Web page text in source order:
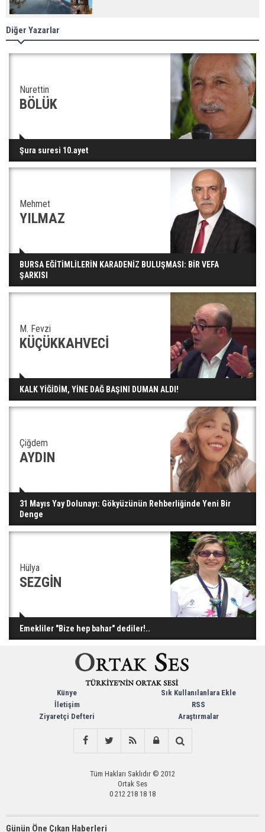
Diğer Yazarlar
Nurettin
BÖLÜK
Şura suresi 10.ayet
Mehmet
YILMAZ
BURSA EĞİTİMLİLERİN KARADENİZ BULUŞMASI: BİR VEFA
ŞARKISI
M. Fevzi
KÜÇÜKKAHVECİ
KALK YİĞİDİM, YİNE DAĞ BAŞINI DUMAN ALDI!
Çiğdem
AYDIN
31 Mayıs Yay Dolunayı: Gökyüzünün Rehberliğinde Yeni Bir
Denge
Hülya
SEZGİN
Emekliler "Bize hep bahar" dediler!..
Künye
İletişim
Ziyaretçi Defteri
Sık Kullanılanlara Ekle
RSS
Araştırmalar
Tüm Hakları Saklıdır © 2012
Ortak Ses
0 212 218 18 18
Günün Öne Çıkan Haberleri